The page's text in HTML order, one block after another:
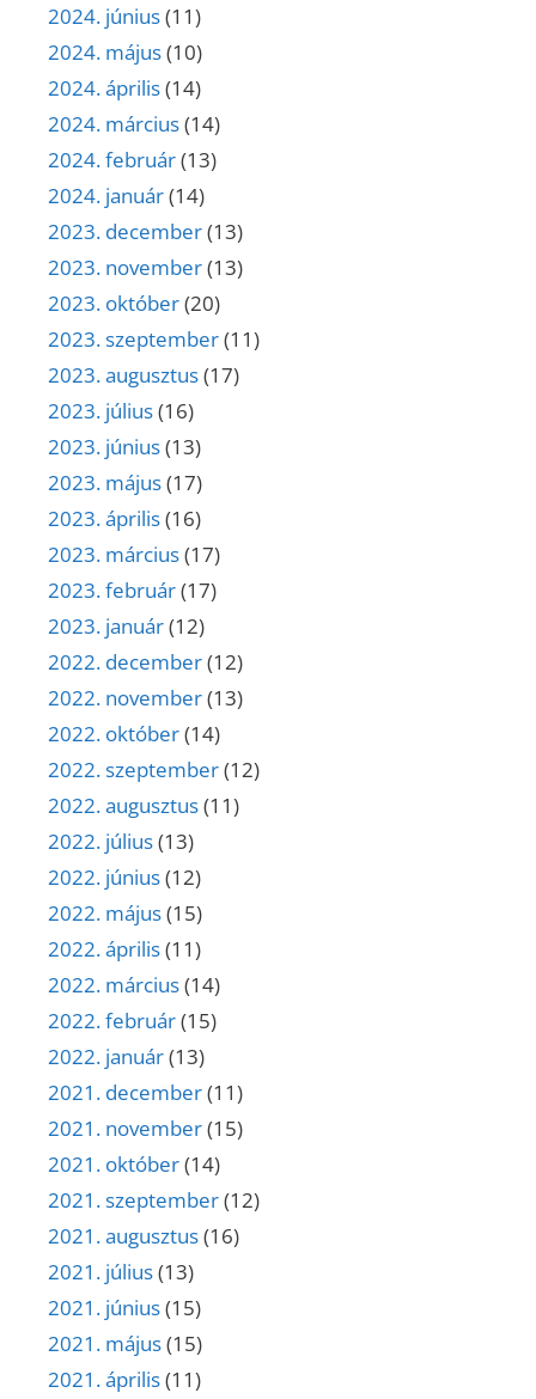
2024. június(11)
2024. május(10)
2024. április(14)
2024. március(14)
2024. február(13)
2024. január(14)
2023. december(13)
2023. november(13)
2023. október(20)
2023. szeptember(11)
2023. augusztus(17)
2023. július(16)
2023. június(13)
2023. május(17)
2023. április(16)
2023. március(17)
2023. február(17)
2023. január(12)
2022. december(12)
2022. november(13)
2022. október(14)
2022. szeptember(12)
2022. augusztus(11)
2022. július(13)
2022. június(12)
2022. május(15)
2022. április(11)
2022. március(14)
2022. február(15)
2022. január(13)
2021. december(11)
2021. november(15)
2021. október(14)
2021. szeptember(12)
2021. augusztus(16)
2021. július(13)
2021. június(15)
2021. május(15)
2021. április(11)